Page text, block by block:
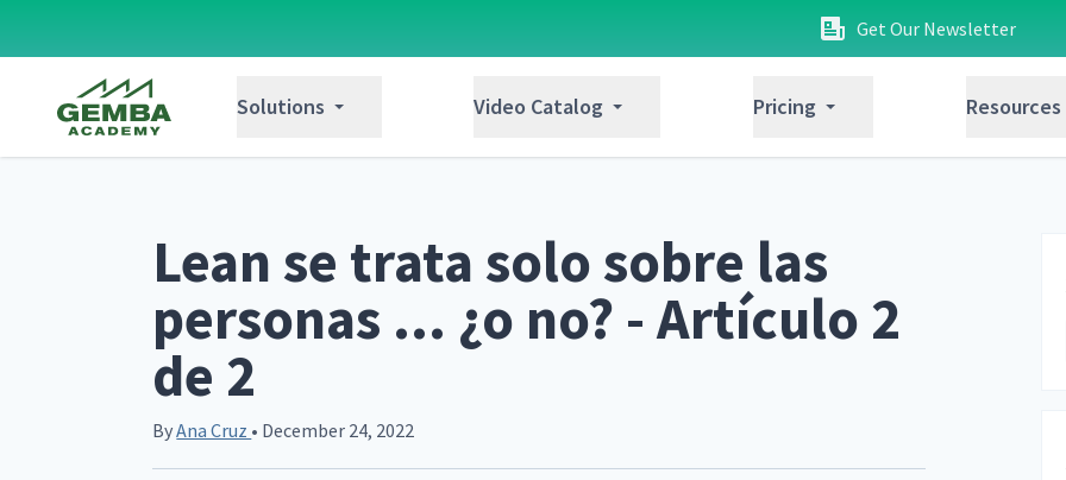
Get Our Newsletter
Solutions Video Catalog Pricing Resources
Lean se trata solo sobre las
personas ... ¿o no? - Artículo 2
de 2
ByAna Cruz • December 24, 2022